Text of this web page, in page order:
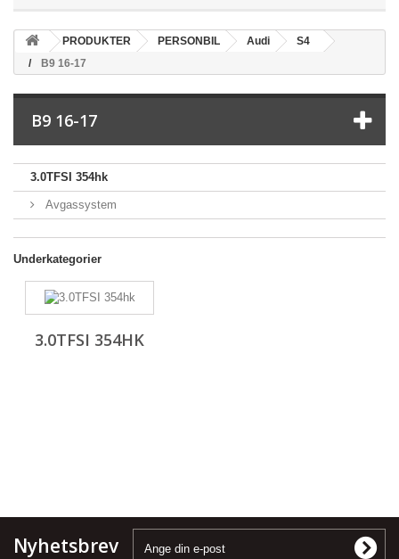
PRODUKTER PERSONBIL Audi
S4
B9 16-17
B9 16-17
3.0TFSI 354hk
Avgassystem
Underkategorier
3.0TFSI 354HK
Nyhetsbrev